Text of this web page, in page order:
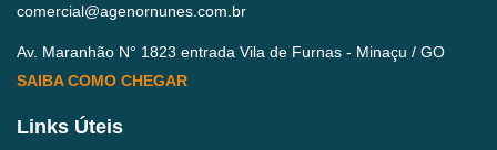
comercial@agenornunes.com.br
Av. Maranhão N° 1823 entrada Vila de Furnas - Minaçu / GO
SAIBA COMO CHEGAR
Links Úteis